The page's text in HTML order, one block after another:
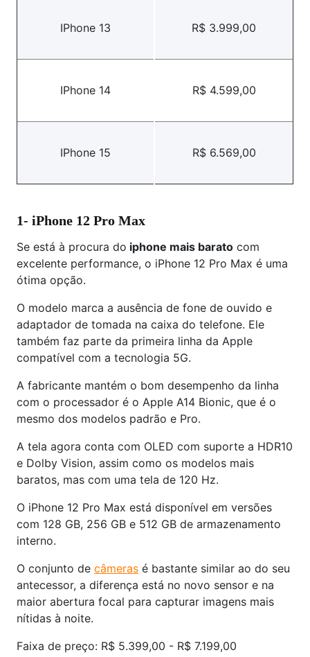
IPhone 13 R$ 3.999,00
IPhone 14 R$ 4.599,00
IPhone 15 R$ 6.569,00
1- iPhone 12 Pro Max
Se está à procura do iphone mais barato com
excelente performance, o iPhone 12 Pro Max é uma
ótima opção.
O modelo marca a ausência de fone de ouvido e
adaptador de tomada na caixa do telefone. Ele
também faz parte da primeira linha da Apple
compatível com a tecnologia 5G.
A fabricante mantém o bom desempenho da linha
com o processador é o Apple A14 Bionic, que é o
mesmo dos modelos padrão e Pro.
A tela agora conta com OLED com suporte a HDR10
e Dolby Vision, assim como os modelos mais
baratos, mas com uma tela de 120 Hz.
O iPhone 12 Pro Max está disponível em versões
com 128 GB, 256 GB e 512 GB de armazenamento
interno.
O conjunto de câmeras é bastante similar ao do seu
antecessor, a diferença está no novo sensor e na
maior abertura focal para capturar imagens mais
nítidas à noite.
Faixa de preço: R$ 5.399,00 - R$ 7.199,00